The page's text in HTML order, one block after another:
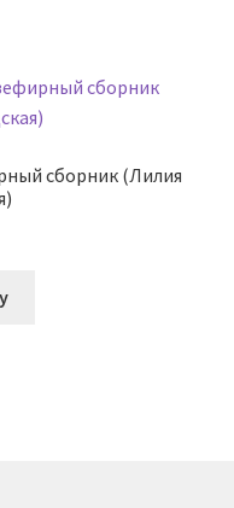
сборник (Лилия